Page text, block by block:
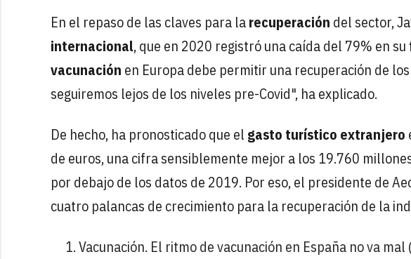
En el repaso de las claves para larecuperación del sector,
internacional, que en 2020 registró una caída del 79% en su
vacunación en Europa debe permitir una recuperación de
seguiremos lejos de los niveles pre-Covid", ha explicado.
De hecho, ha pronosticado que el gasto turístico extranjero
de euros, una cifra sensiblemente mejor a los 19.760
por debajo de los datos de 2019. Por eso, el presidente de
cuatro palancas de crecimiento para la recuperación de la
Vacunación. El ritmo de vacunación en España no va